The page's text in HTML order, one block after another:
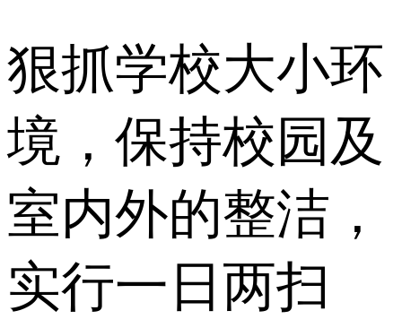
狠抓学校大小环
境，保持校园及
室内外的整洁，
实行一日两扫